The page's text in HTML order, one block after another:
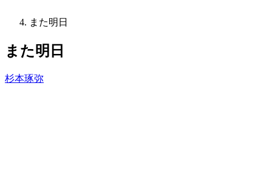
また明日
また明日
杉本琢弥